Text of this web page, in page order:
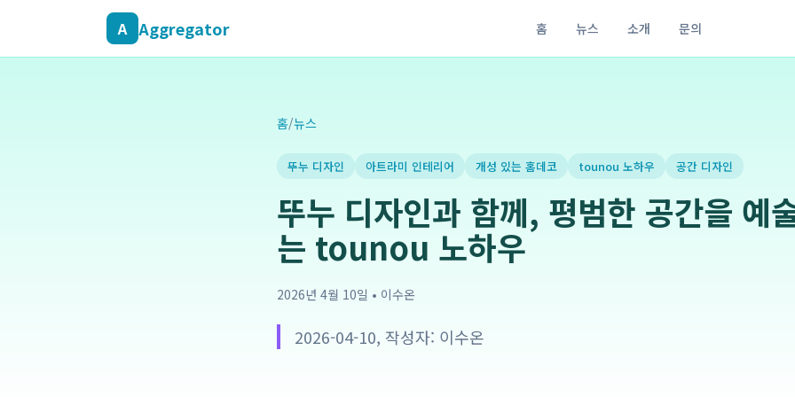
A Aggregator 홈 뉴스 소개 문의
홈/뉴스
뚜누 디자인 아트라미 인테리어 개성 있는 홈데코 tounou 노하우 공간 디자인
뚜누 디자인과 함께, 평범한 공간을 예
는 tounou 노하우
2026년 4월 10일 • 이수온
2026-04-10, 작성자: 이수온